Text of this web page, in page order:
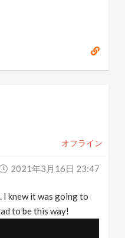
オフライン
2021年3月16日 23:47
I knew it was going to
to be this way!